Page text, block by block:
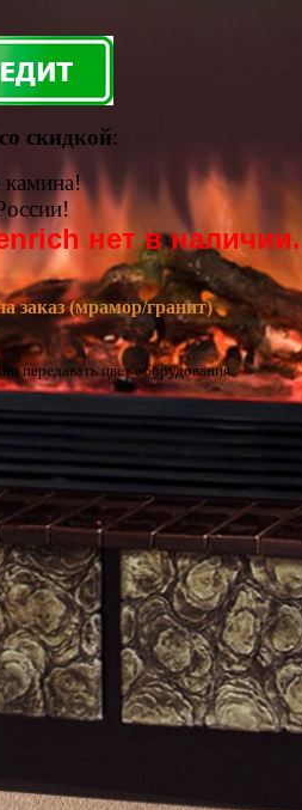
скидкой:
нет в наличии.
заказ (мрамор/гранит)
передавать цвет оборудования.